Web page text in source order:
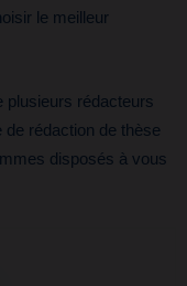
le meilleur
plusieurs rédacteurs
rédaction de thèse
disposés à vous